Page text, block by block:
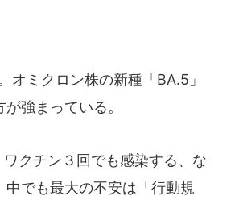
ミクロン株の新種「BA.5」
強まっている。
クチン３回でも感染する、な
でも最大の不安は「行動規